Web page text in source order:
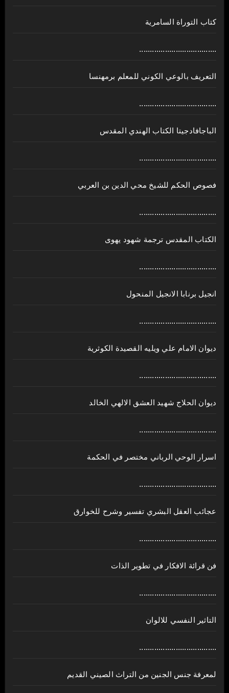
كتاب التوراة السامرية
....................................
ﺍﻟﺘﻌﺮﻳﻒ ﺑﺎﻟﻮﻋﻲ ﺍﻟﻜﻮﻧﻲ للمعلم برمهنسا
....................................
الباجافادجيتا الكتاب الهندي المقدس
....................................
فصوص الحكم للشيخ محي الدين بن العربي
....................................
الكتاب المقدس ترجمة شهود يهوى
....................................
انجيل برنابا الانجيل المنحول
....................................
ديوان الامام علي ويليه القصيدة الكوثرية
....................................
ديوان الحلاج شهيد العشق الالهي الخالد
....................................
اسرار الوحي الرباني مختصر في الحكمة
....................................
عجائب العقل البشري تفسير وشرح للخوارق
....................................
فن قرائة الافكار في تطوير الذات
....................................
التاثير النفسي للالوان
....................................
لمعرفة جنس الجنين من التراث الصيني القديم